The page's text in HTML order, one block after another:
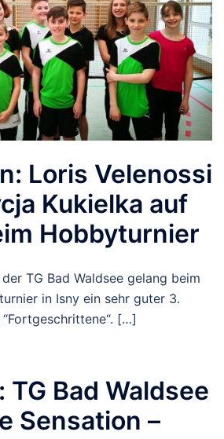
Loris Velenossi
Kukielka auf
Hobbyturnier
TG Bad Waldsee gelang beim
in Isny ein sehr guter 3.
[…]
TG Bad Waldsee
Sensation –